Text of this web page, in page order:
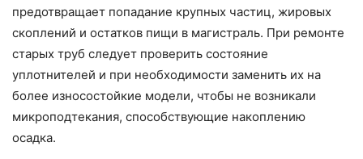
предотвращает попадание крупных частиц, жировых
скоплений и остатков пищи в магистраль. При ремонте
старых труб следует проверить состояние
уплотнителей и при необходимости заменить их на
более износостойкие модели, чтобы не возникали
микроподтекания, способствующие накоплению
осадка.